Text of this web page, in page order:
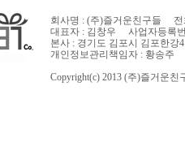
회사명 : (주)즐거운친구들
대표자 : 김창우 사업자등록번
본사 : 경기도 김포시 김포한강
개인정보관리책임자 : 황송주
Copyright(c) 2013 (주)즐거운친